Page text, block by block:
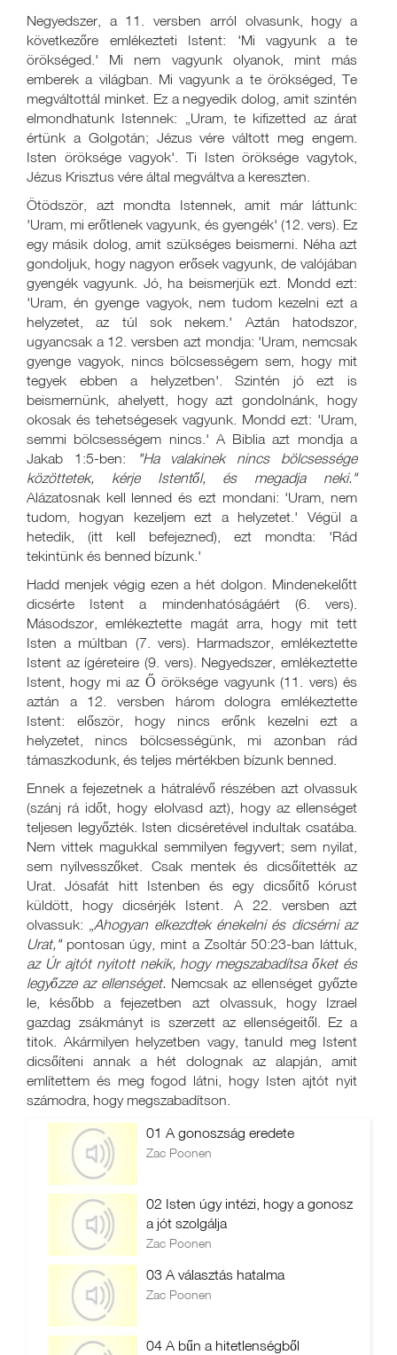
Negyedszer, a 11. versben arról olvasunk, hogy a
következőre emlékezteti Istent: 'Mi vagyunk a te
örökséged.' Mi nem vagyunk olyanok, mint más
emberek a világban. Mi vagyunk a te örökséged, Te
megváltottál minket. Ez a negyedik dolog, amit szintén
elmondhatunk Istennek: „Uram, te kifizetted az árat
értünk a Golgotán; Jézus vére váltott meg engem.
Isten öröksége vagyok'. Ti Isten öröksége vagytok,
Jézus Krisztus vére által megváltva a kereszten.
Ötödször, azt mondta Istennek, amit már láttunk:
'Uram, mi erőtlenek vagyunk, és gyengék' (12. vers). Ez
egy másik dolog, amit szükséges beismerni. Néha azt
gondoljuk, hogy nagyon erősek vagyunk, de valójában
gyengék vagyunk. Jó, ha beismerjük ezt. Mondd ezt:
'Uram, én gyenge vagyok, nem tudom kezelni ezt a
helyzetet, az túl sok nekem.' Aztán hatodszor,
ugyancsak a 12. versben azt mondja: 'Uram, nemcsak
gyenge vagyok, nincs bölcsességem sem, hogy mit
tegyek ebben a helyzetben'. Szintén jó ezt is
beismernünk, ahelyett, hogy azt gondolnánk, hogy
okosak és tehetségesek vagyunk. Mondd ezt: 'Uram,
semmi bölcsességem nincs.' A Biblia azt mondja a
Jakab 1:5-ben:
"Ha valakinek nincs bölcsessége
közöttetek, kérje Istentől, és megadja neki."
Alázatosnak kell lenned és ezt mondani: 'Uram, nem
tudom, hogyan kezeljem ezt a helyzetet.' Végül a
hetedik, (itt kell befejezned), ezt mondta: 'Rád
tekintünk és benned bízunk.'
Hadd menjek végig ezen a hét dolgon. Mindenekelőtt
dicsérte Istent a mindenhatóságáért (6. vers).
Másodszor, emlékeztette magát arra, hogy mit tett
Isten a múltban (7. vers). Harmadszor, emlékeztette
Istent az ígéreteire (9. vers). Negyedszer, emlékeztette
Istent, hogy mi az Ő öröksége vagyunk (11. vers) és
aztán a 12. versben három dologra emlékeztette
Istent: először, hogy nincs erőnk kezelni ezt a
helyzetet, nincs bölcsességünk, mi azonban rád
támaszkodunk, és teljes mértékben bízunk benned.
Ennek a fejezetnek a hátralévő részében azt olvassuk
(szánj rá időt, hogy elolvasd azt), hogy az ellenséget
teljesen legyőzték. Isten dicséretével indultak csatába.
Nem vittek magukkal semmilyen fegyvert; sem nyilat,
sem nyílvesszőket. Csak mentek és dicsőítették az
Urat. Jósafát hitt Istenben és egy dicsőítő kórust
küldött, hogy dicsérjék Istent. A 22. versben azt
olvassuk: „Ahogyan elkezdtek énekelni és dicsérni az
Urat,"pontosan úgy, mint a Zsoltár 50:23-ban láttuk,
az Úr ajtót nyitott nekik, hogy megszabadítsa őket és
legyőzze az ellenséget. Nemcsak az ellenséget győzte
le, később a fejezetben azt olvassuk, hogy Izrael
gazdag zsákmányt is szerzett az ellenségeitől. Ez a
titok. Akármilyen helyzetben vagy, tanuld meg Istent
dicsőíteni annak a hét dolognak az alapján, amit
említettem és meg fogod látni, hogy Isten ajtót nyit
számodra, hogy megszabadítson.
01 A gonoszság eredete
Zac Poonen
02 Isten úgy intézi, hogy a gonosz
a jót szolgálja
Zac Poonen
03 A választás hatalma
Zac Poonen
04 A bűn a hitetlenségből